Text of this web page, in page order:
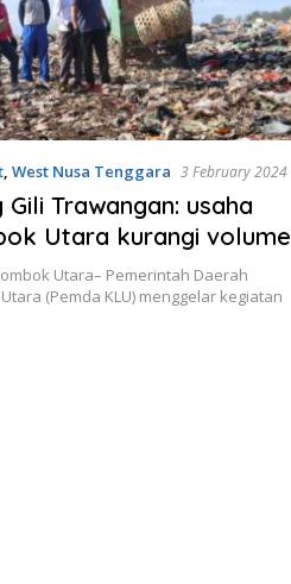
, West Nusa Tenggara 3 February 2024
Trawangan: usaha
Utara kurangi volume
Utara– Pemerintah Daerah
(Pemda KLU) menggelar kegiatan